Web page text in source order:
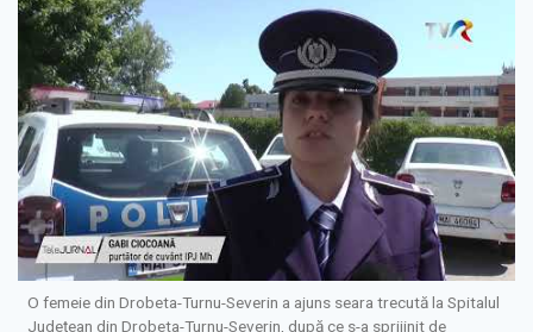
O femeie din Drobeta-Turnu-Severin a ajuns seara trecută la Spitalul
Județean din Drobeta-Turnu-Severin, după ce s-a sprijinit de